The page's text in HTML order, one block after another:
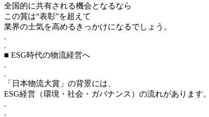
全国的に共有される機会となるなら
この賞は“表彰”を超えて
業界の士気を高めるきっかけになるでしょう。
.
.
■ ESG時代の物流経営へ
.
.
「日本物流大賞」の背景には、
ESG経営（環境・社会・ガバナンス）の流れがあります。
.
.